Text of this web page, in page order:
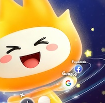
支持 反对 [0]